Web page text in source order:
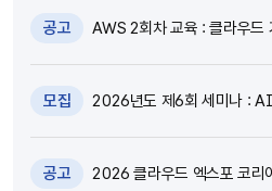
공고
AWS 2회차 교육 : 클라우드
모집
2026년도 제6회 세미나 :
공고
2026 클라우드 엑스포 코리